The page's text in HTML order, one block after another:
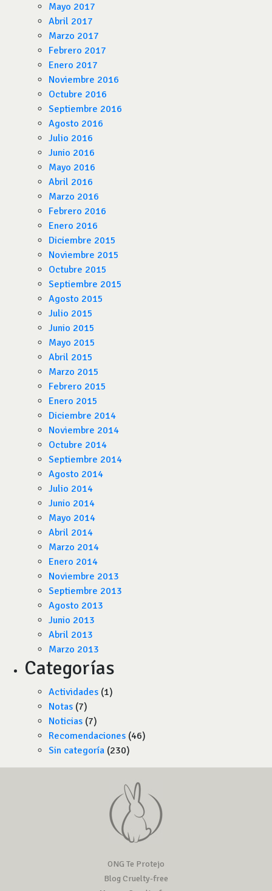
Mayo 2017
Abril 2017
Marzo 2017
Febrero 2017
Enero 2017
Noviembre 2016
Octubre 2016
Septiembre 2016
Agosto 2016
Julio 2016
Junio 2016
Mayo 2016
Abril 2016
Marzo 2016
Febrero 2016
Enero 2016
Diciembre 2015
Noviembre 2015
Octubre 2015
Septiembre 2015
Agosto 2015
Julio 2015
Junio 2015
Mayo 2015
Abril 2015
Marzo 2015
Febrero 2015
Enero 2015
Diciembre 2014
Noviembre 2014
Octubre 2014
Septiembre 2014
Agosto 2014
Julio 2014
Junio 2014
Mayo 2014
Abril 2014
Marzo 2014
Enero 2014
Noviembre 2013
Septiembre 2013
Agosto 2013
Junio 2013
Abril 2013
Marzo 2013
Categorías
Actividades (1)
Notas (7)
Noticias (7)
Recomendaciones (46)
Sin categoría (230)
ONG Te Protejo
Blog Cruelty-free